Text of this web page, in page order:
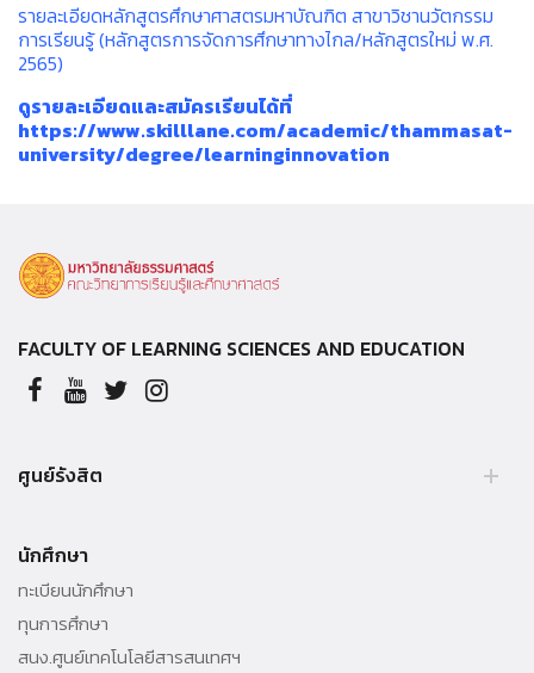
รายละเอียดหลักสูตรศึกษาศาสตรมหาบัณฑิต สาขาวิชานวัตกรรม
การเรียนรู้ (หลักสูตรการจัดการศึกษาทางไกล/หลักสูตรใหม่ พ.ศ.
2565)
ดูรายละเอียดและสมัครเรียนได้ที่
https://www.skilllane.com/academic/thammasat-
university/degree/learninginnovation
FACULTY OF LEARNING SCIENCES AND EDUCATION
ศูนย์รังสิต
99 หมู่ 18 ถ.พหลโยธิน ต.คลองหนึ่ง อ.คลองหลวง จ.ปทุมธานี 12120
Tel. 02-696 6747
นักศึกษา
ทะเบียนนักศึกษา
ทุนการศึกษา
สนง.ศูนย์เทคโนโลยีสารสนเทศฯ